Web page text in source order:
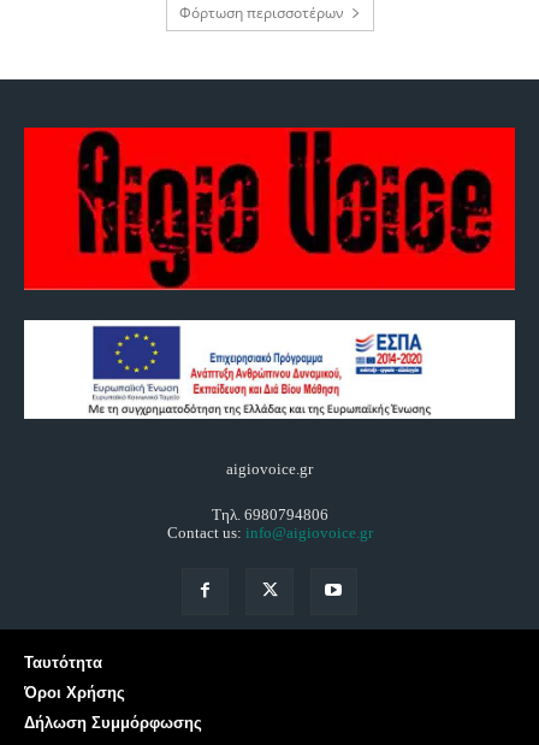
Φόρτωση περισσοτέρων
aigiovoice.gr
Τηλ. 6980794806
Contact us: info@aigiovoice.gr
Ταυτότητα
Όροι Χρήσης
Δήλωση Συμμόρφωσης